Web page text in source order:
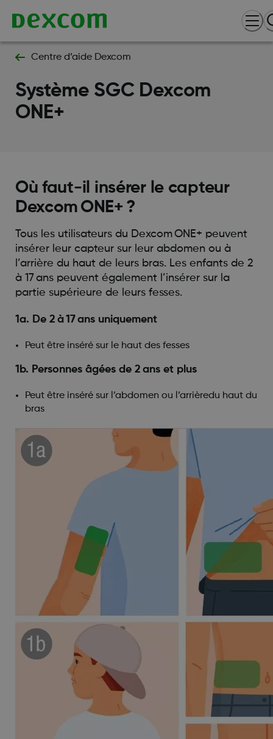
Centre d’aide Dexcom
Système SGC Dexcom
ONE+
Où faut-il insérer le capteur
Dexcom ONE+ ?
Tous les utilisateurs du Dexcom ONE+ peuvent
insérer leur capteur sur leur abdomen ou à
l’arrière du haut de leurs bras. Les enfants de 2
à 17 ans peuvent également l’insérer sur la
partie supérieure de leurs fesses.
1a. De 2 à 17 ans uniquement
Peut être inséré sur le haut des fesses
1b. Personnes âgées de 2 ans et plus
Peut être inséré sur l’abdomen ou l’arrièredu haut du
bras